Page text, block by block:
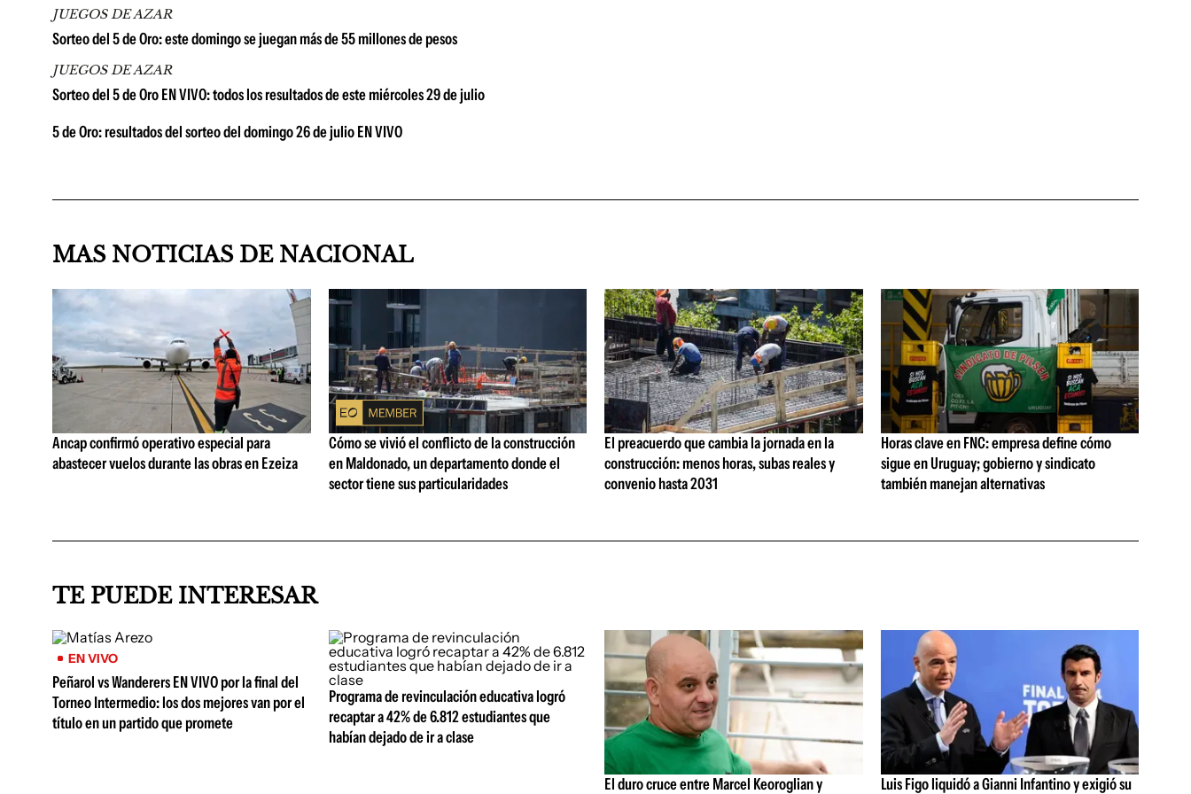
JUEGOS DE AZAR
Sorteo del 5 de Oro: este domingo se juegan más de 55 millones de pesos
JUEGOS DE AZAR
Sorteo del 5 de Oro EN VIVO: todos los resultados de este miércoles 29 de julio
5 de Oro: resultados del sorteo del domingo 26 de julio EN VIVO
MAS NOTICIAS DE NACIONAL
Ancap confirmó operativo especial para
abastecer vuelos durante las obras en Ezeiza
Cómo se vivió el conflicto de la construcción
en Maldonado, un departamento donde el
sector tiene sus particularidades
El preacuerdo que cambia la jornada en la
construcción: menos horas, subas reales y
convenio hasta 2031
Horas clave en FNC: empresa define cómo
sigue en Uruguay; gobierno y sindicato
también manejan alternativas
TE PUEDE INTERESAR
EN VIVO
Peñarol vs Wanderers EN VIVO por la final del
Torneo Intermedio: los dos mejores van por el
título en un partido que promete
Programa de revinculación educativa logró
recaptar a 42% de 6.812 estudiantes que
habían dejado de ir a clase
El duro cruce entre Marcel Keoroglian y Luis Figo liquidó a Gianni Infantino y exigió su